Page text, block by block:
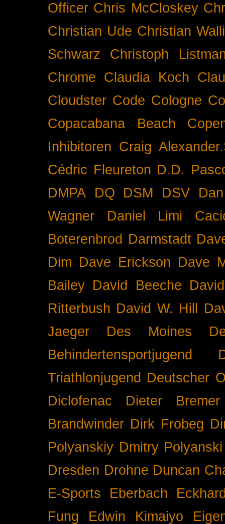
Officer Chris McCloskey
Christian Ude Christian
Schwarz
Christoph
Chrome Claudia Koch
Cloudster Code Cologne
Copacabana Beach
Inhibitoren Craig
Cédric Fleureton D.D.
DMPA
DQ DSM DSV
Wagner
Daniel Limi
Boterenbrod Darmstadt
Dim Dave Erickson Dave
Bailey David Beeche
Ritterbush David W. Hill
Jaeger
Des Moines
Behindertensportjugend
Triathlonjugend Deutscher
Diclofenac
Dieter Bremer
Brandwinder Dirk Frobeg
Polyanskiy Dmitry Polyanski
Dresden Drohne Duncan
E-Sports
Eberbach
Fung
Edwin Kimaiyo